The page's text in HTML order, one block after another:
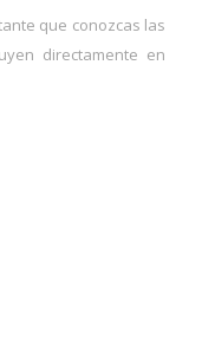
que conozcas las
directamente en